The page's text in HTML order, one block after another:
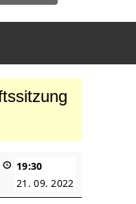
19:30
21. 09. 2022